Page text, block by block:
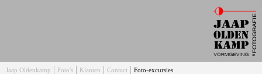
Jaap Oldenkamp Foto's Klanten Contact Foto-excursies